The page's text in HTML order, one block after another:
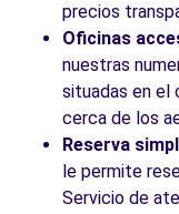
precios
Oficinas
nuestras
situadas en el
cerca de los
Reserva
le permite
Servicio de